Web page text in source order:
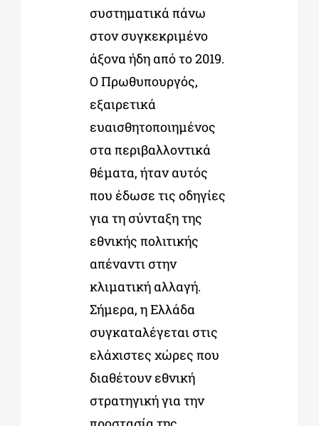
συστηματικά πάνω
στον συγκεκριμένο
άξονα ήδη από το 2019.
Ο Πρωθυπουργός,
εξαιρετικά
ευαισθητοποιημένος
στα περιβαλλοντικά
θέματα, ήταν αυτός
που έδωσε τις οδηγίες
για τη σύνταξη της
εθνικής πολιτικής
απέναντι στην
κλιματική αλλαγή.
Σήμερα, η Ελλάδα
συγκαταλέγεται στις
ελάχιστες χώρες που
διαθέτουν εθνική
στρατηγική για την